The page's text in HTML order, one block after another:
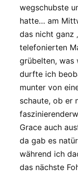
wegschubste
hatte… am
das nicht ganz
telefonierten
grübelten, was
durfte ich
munter von
schaute, ob er
Grace auch
da gab es
während ich
das nächste